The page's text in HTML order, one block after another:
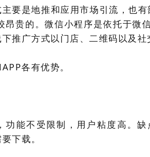
要是地推和应用市场引流，也
昂贵的。微信小程序是依托于微
推广方式以门店、二维码以及社
各有优势。
功能不受限制，用户粘度高。
下载。